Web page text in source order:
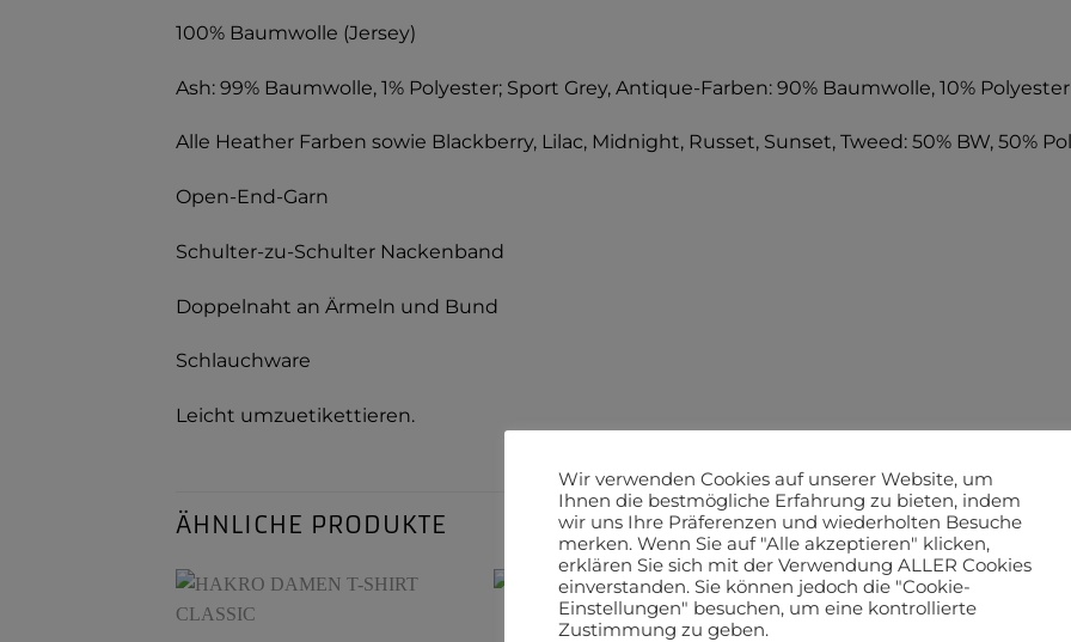
100% Baumwolle (Jersey)
Ash: 99% Baumwolle, 1% Polyester; Sport Grey, Antique-Farben: 90% Baumwolle, 10% Polyester
Alle Heather Farben sowie Blackberry, Lilac, Midnight, Russet, Sunset, Tweed: 50% BW, 50%
Open-End-Garn
Schulter-zu-Schulter Nackenband
Doppelnaht an Ärmeln und Bund
Schlauchware
Leicht umzuetikettieren.
ÄHNLICHE PRODUKTE
Wir verwenden Cookies auf unserer Website, um
Ihnen die bestmögliche Erfahrung zu bieten, indem
wir uns Ihre Präferenzen und wiederholten Besuche
merken. Wenn Sie auf "Alle akzeptieren" klicken,
erklären Sie sich mit der Verwendung ALLER Cookies
einverstanden. Sie können jedoch die "Cookie-
Einstellungen" besuchen, um eine kontrollierte
Zustimmung zu geben.